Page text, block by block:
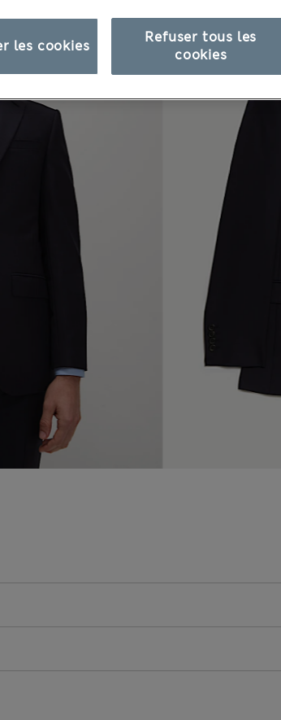
Refuser tous les
cookies
les cookies